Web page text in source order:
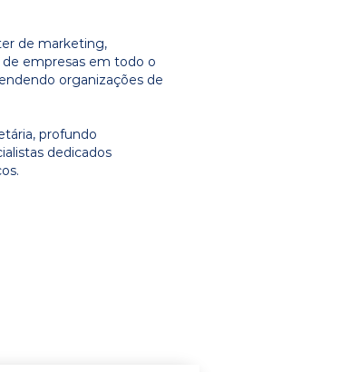
de marketing,
empresas em todo o
organizações de
profundo
dedicados